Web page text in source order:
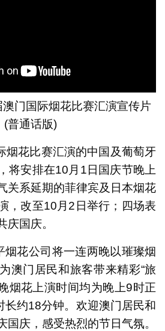
澳门国际烟花比赛汇演宣传片
(普通话版)
烟花比赛汇演的中国及葡萄牙
将安排在10月1日国庆节晚上
关系延期的菲律宾及日本烟花
，改至10月2日举行；四场表
庆国庆。
烟花公司将一连两晚以璀璨烟
澳门居民和旅客带来精彩“旅
烟花上演时间均为晚上9时正
长约18分钟。欢迎澳门居民和
国庆，感受热烈的节日气氛。